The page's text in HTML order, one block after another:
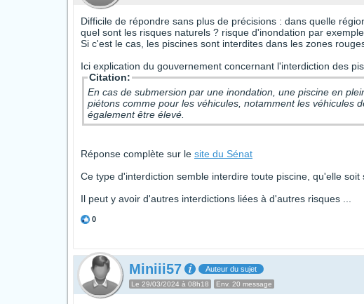
Difficile de répondre sans plus de précisions : dans quelle
quel sont les risques naturels ? risque d'inondation par
Si c'est le cas, les piscines sont interdites dans les zones
Ici explication du gouvernement concernant l'interdiction des
Citation:
En cas de submersion par une inondation, une piscine en
piétons comme pour les véhicules, notamment les véhicules
également être élevé.
Réponse complète sur le site du Sénat
Ce type d'interdiction semble interdire toute piscine, qu'elle soit
Il peut y avoir d'autres interdictions liées à d'autres risques ...
0
Miniii57 Auteur du sujet
Le 29/03/2024 à 08h18 Env. 20 message